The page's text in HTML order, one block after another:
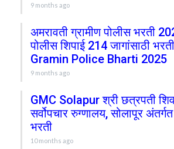
9 months ago
अमरावती ग्रामीण पोलीस भरती
पोलीस शिपाई 214 जागांसाठी
Gramin Police Bharti 2025
9 months ago
GMC Solapur श्री छत्रपती
सर्वोपचार रुग्णालय, सोलापूर
भरती
10 months ago